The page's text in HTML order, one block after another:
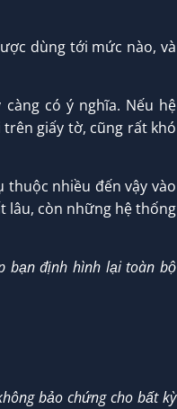
dùng tới mức nào, và
có ý nghĩa. Nếu hệ
giấy tờ, cũng rất khó
thuộc nhiều đến vậy vào
lâu, còn những hệ thống
bạn định hình lại toàn bộ
bảo chứng cho bất kỳ